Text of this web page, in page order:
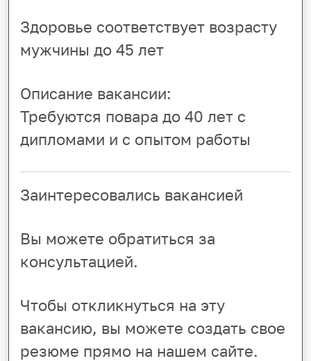
Здоровье соответствует возрасту
мужчины до 45 лет
Описание вакансии:
Требуются повара до 40 лет с
дипломами и с опытом работы
Заинтересовались вакансией
Вы можете обратиться за
консультацией.
Чтобы откликнуться на эту
вакансию, вы можете создать свое
резюме прямо на нашем сайте.